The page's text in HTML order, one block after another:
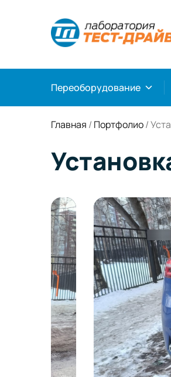
Переоборудование
Главная / Портфолио/